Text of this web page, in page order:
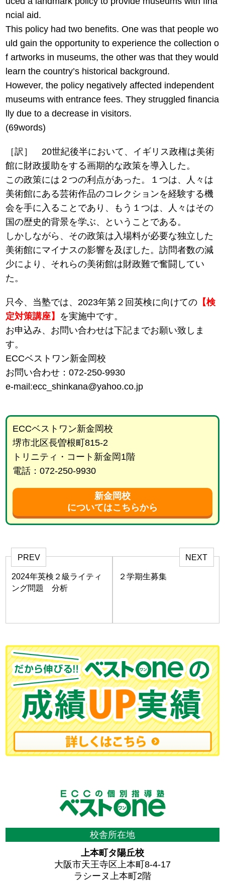
ncial aid.
This policy had two benefits. One was that people wo
uld gain the opportunity to experience the collection o
f artworks in museums, the other was that they would
learn the country’s historical background.
However, the policy negatively affected independent
museums with entrance fees. They struggled financia
lly due to a decrease in visitors.
(69words)
［訳］ 20世紀後半において、イギリス政権は美術
館に財政援助をする画期的な政策を導入した。
この政策には２つの利点があった。１つは、人々は
美術館にある芸術作品のコレクションを経験する機
会を手に入ることであり、もう１つは、人々はその
国の歴史的背景を学ぶ、ということである。
しかしながら、その政策は入場料が必要な独立した
美術館にマイナスの影響を及ぼした。訪問者数の減
少により、それらの美術館は財政難で奮闘してい
た。
只今、当塾では、2023年第２回英検に向けての 【検
定対策講座】 を実施中です。
お申込み、お問い合わせは下記までお願い致しま
す。
ECCベストワン新金岡校
お問い合わせ：072-250-9930
e-mail:ecc_shinkana@yahoo.co.jp
ECCベストワン新金岡校
堺市北区長曽根町815-2
トリニティ・コート新金岡1階
電話：072-250-9930
新金岡校
についてはこちらから
PREV
2024年英検２級ライティ
ング問題 分析
NEXT
２学期生募集
校舎所在地
上本町タ陽丘校
大阪市天王寺区上本町8-4-17
ラシーヌ上本町2階